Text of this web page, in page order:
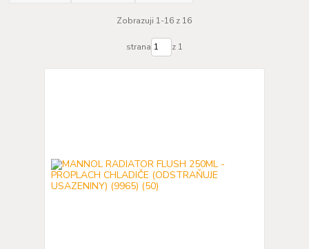
Zobrazuji 1-16 z 16
strana z 1